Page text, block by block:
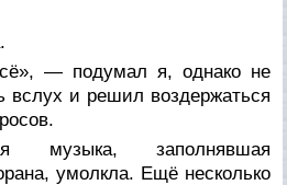
— подумал я, однако не
вслух и решил воздержаться
музыка, заполнявшая
умолкла. Ещё несколько